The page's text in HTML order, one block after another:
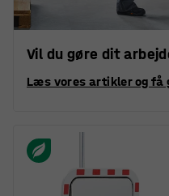
Vil du gøre dit
Læs vores artikler og få